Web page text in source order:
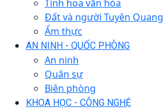
Tinh hoa văn hóa
Đất và người Tuyên Quang
Ẩm thực
AN NINH - QUỐC PHÒNG
An ninh
Quân sự
Biên phòng
KHOA HỌC - CÔNG NGHỆ